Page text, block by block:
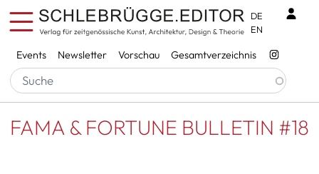
Direkt zum Inhalt
Services
Events Newsletter Vorschau Gesamtverzeichnis
DE
EN
Pfadnavigation
Startseite FAMA & FORTUNE BULLETIN #18
FAMA & FORTUNE BULLETIN #18